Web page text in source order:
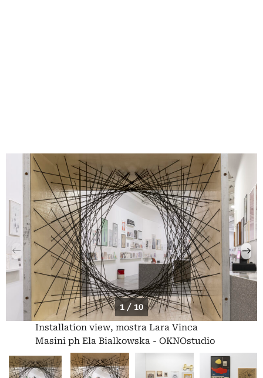
1 / 10
Installation view, mostra Lara Vinca
Masini ph Ela Bialkowska - OKNOstudio